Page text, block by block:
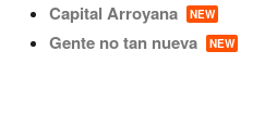
Capital Arroyana NEW
Gente no tan nueva NEW